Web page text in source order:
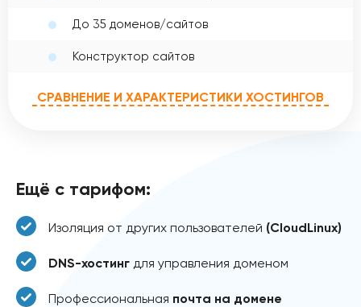
До 35 доменов/сайтов
Конструктор сайтов
СРАВНЕНИЕ И ХАРАКТЕРИСТИКИ ХОСТИНГОВ
Ещё с тарифом:
Изоляция от других пользователей (CloudLinux)
DNS-хостинг для управления доменом
Профессиональная почта на домене